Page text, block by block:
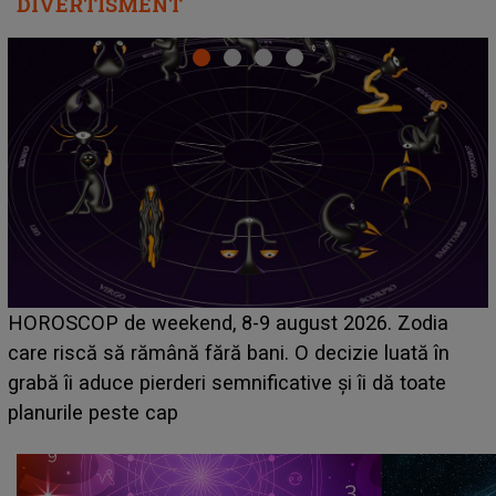
Emanuel a ținut ACEST DETALIU ASCUNS până
acum! În fața Alexandrei, concurentul din Casa Iubirii
face o MĂRTURISIRE NEAȘTEPTATĂ despre mama
sa: "I-am spus și ei în față, eu nu te iubesc pentru